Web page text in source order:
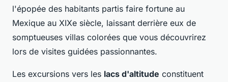
l'épopée des habitants partis faire fortune au
Mexique au XIXe siècle, laissant derrière eux de
somptueuses villas colorées que vous découvrirez
lors de visites guidées passionnantes.
Les excursions vers les lacs d'altitude constituent